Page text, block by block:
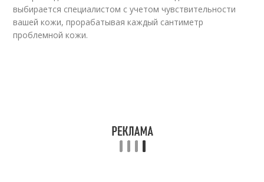
выбирается специалистом с учетом чувствительности
вашей кожи, прорабатывая каждый сантиметр
проблемной кожи.